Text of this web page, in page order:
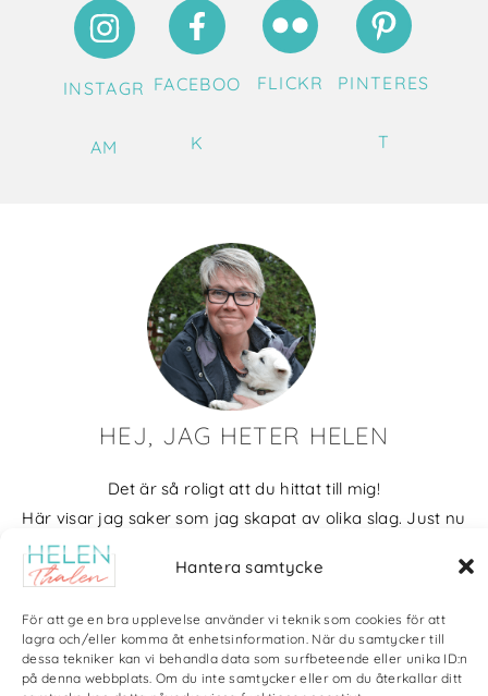
Hantera samtycke
För att ge en bra upplevelse använder vi teknik som cookies för att
lagra och/eller komma åt enhetsinformation. När du samtycker till
dessa tekniker kan vi behandla data som surfbeteende eller unika ID:n
på denna webbplats. Om du inte samtycker eller om du återkallar ditt
INSTAGR
AM
FACEBOO
K
FLICKR PINTERES
T
HEJ, JAG HETER HELEN
Det är så roligt att du hittat till mig!
Här visar jag saker som jag skapat av olika slag. Just nu
blir det mycket fotografier och många bilder visar min
kärlek till naturen och min vackra hund. Men också lite
Bloggarkiv